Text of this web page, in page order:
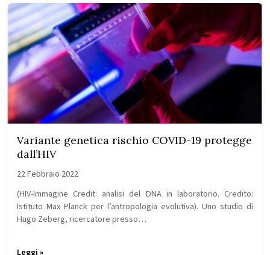
Variante genetica rischio COVID-19 protegge
dall’HIV
22 Febbraio 2022
(HIV-Immagine Credit: analisi del DNA in laboratorio. Credito:
Istituto Max Planck per l’antropologia evolutiva). Uno studio di
Hugo Zeberg, ricercatore presso…
Leggi »